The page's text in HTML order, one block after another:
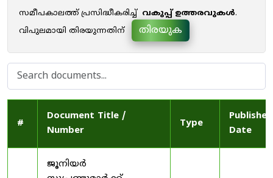
സമീപകാലത്ത് പ്രസിദ്ധീകരിച്ച് വകുപ്പ് ഉത്തരവുകൾ.
വിപുലമായി തിരയുന്നതിന്
തിരയുക
#
Document Title /
Number
Type
Published
Date
ജൂനിയർ